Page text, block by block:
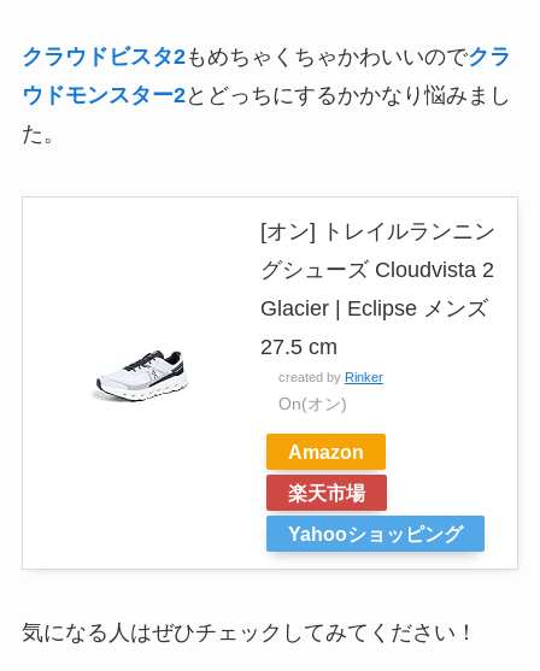
クラウドビスタ2もめちゃくちゃかわいいのでクラ
ウドモンスター2とどっちにするかかなり悩みまし
た。
[オン] トレイルランニン
グシューズ Cloudvista 2
Glacier | Eclipse メンズ
27.5 cm
created by Rinker
On(オン)
Amazon
楽天市場
Yahooショッピング
気になる人はぜひチェックしてみてください！